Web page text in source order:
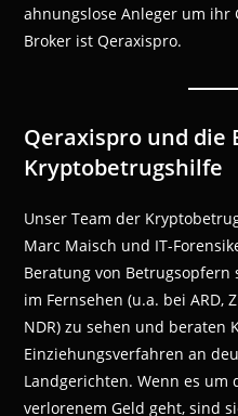
ahnungslose Anleger um ihr
Broker ist Qeraxispro.
Qeraxispro und die
Kryptobetrugshilfe
Unser Team der
Marc Maisch und IT-
Beratung von
im Fernsehen (u.a. bei ARD,
NDR) zu sehen und beraten
Einziehungsverfahren an
Landgerichten. Wenn es um
verlorenem Geld geht, sind